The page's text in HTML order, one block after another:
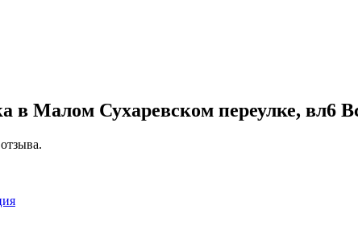
в Малом Сухаревском переулке, вл6